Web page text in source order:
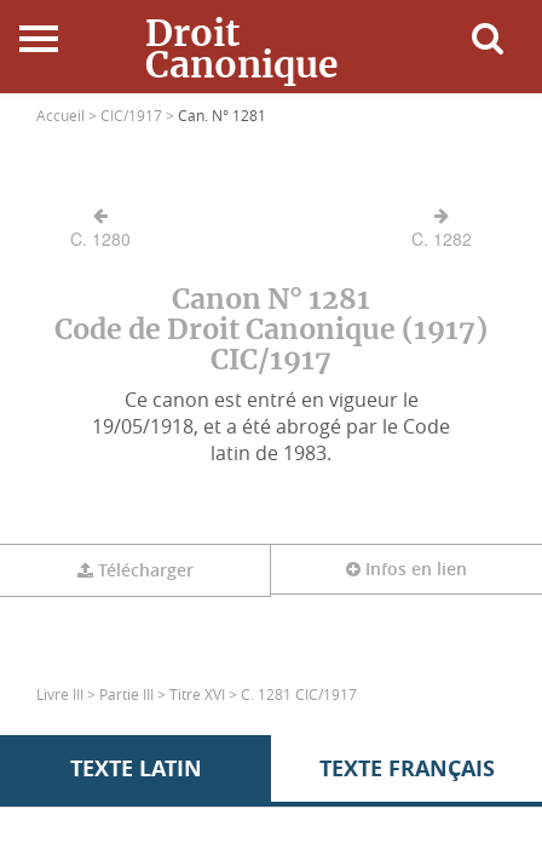
Droit
Canonique
Accueil
Ressources
Accueil > CIC/1917 > Can. N° 1281
C. 1280 C. 1282
Canon N° 1281
Code de Droit Canonique (1917)
CIC/1917
Ce canon est entré en vigueur le
19/05/1918, et a été abrogé par le Code
latin de 1983.
Télécharger Infos en lien
Livre III > Partie III > Titre XVI > C. 1281 CIC/1917
TEXTE LATIN TEXTE FRANÇAIS